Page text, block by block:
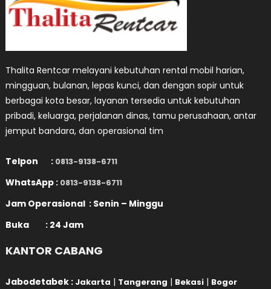
Thalita Rentcar melayani kebutuhan rental mobil harian,
mingguan, bulanan, lepas kunci, dan dengan sopir untuk
berbagai kota besar, layanan tersedia untuk kebutuhan
pribadi, keluarga, perjalanan dinas, tamu perusahaan, antar
jemput bandara, dan operasional tim
Telpon : 0813-9138-6711
WhatsApp : 0813-9138-6711
Jam Operasional : Senin – Minggu
Buka : 24 Jam
KANTOR CABANG
Jabodetabek : Jakarta | Tangerang | Bekasi | Bogor